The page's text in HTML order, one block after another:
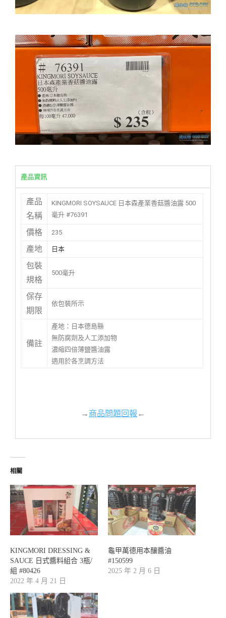
產品資訊
產品
名稱
KINGMORI SOYSAUCE 日本森產業香菇醬油露 500
毫升 #76391
價格 235
產地 日本
包裝
規格
500毫升
保存
期限
依包裝所示
備註
產地：日本德島縣
無防腐劑及人工添加物
濃縮四倍薄鹽醬油露
適用於各烹調方法
→商品問題回報←
相關
KINGMORI DRESSING &
SAUCE 日式醬料組合 3瓶/
組 #80426
2022 年 4 月 21 日
龜甲萬德用本釀醬油
#150599
2025 年 2 月 6 日